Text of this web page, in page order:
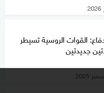
القوات الروسية تسيطر
جديدتين